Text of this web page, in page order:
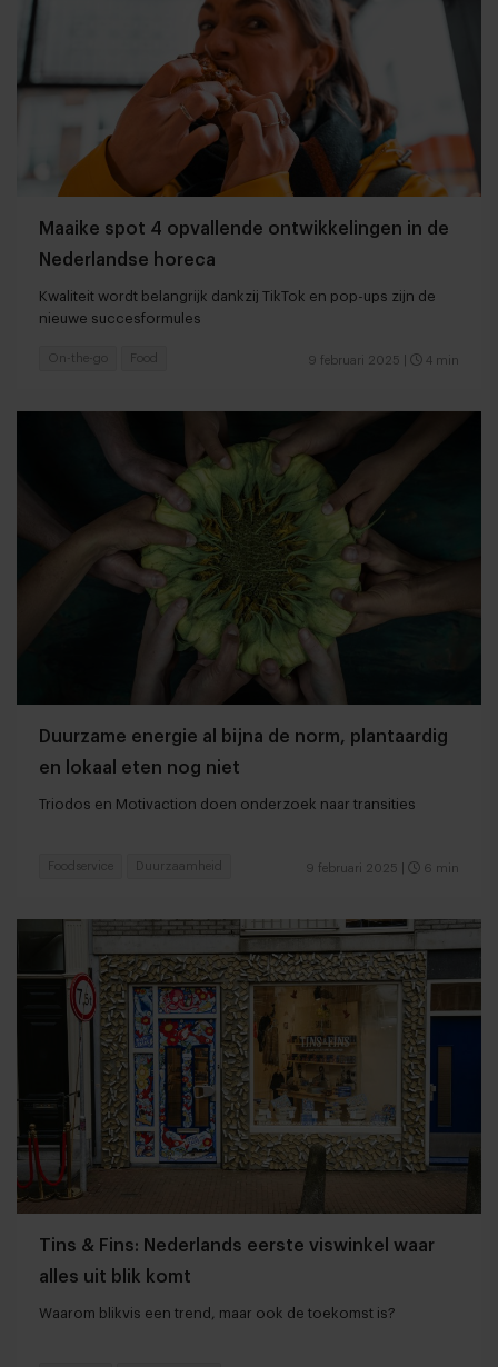
Maaike spot 4 opvallende ontwikkelingen in de
Nederlandse horeca
Kwaliteit wordt belangrijk dankzij TikTok en pop-ups zijn de
nieuwe succesformules
9 februari 2025 4 min
On-the-go Food
Duurzame energie al bijna de norm, plantaardig
en lokaal eten nog niet
Triodos en Motivaction doen onderzoek naar transities
9 februari 2025 6 min
Foodservice Duurzaamheid
Tins & Fins: Nederlands eerste viswinkel waar
alles uit blik komt
Waarom blikvis een trend, maar ook de toekomst is?